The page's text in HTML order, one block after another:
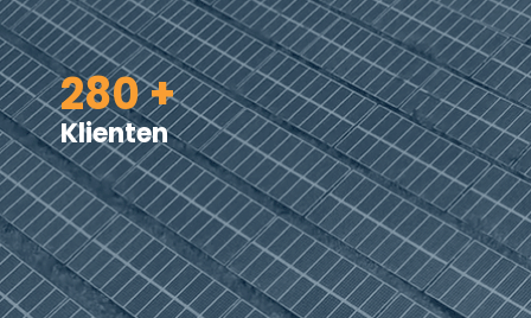
280 +
Klienten